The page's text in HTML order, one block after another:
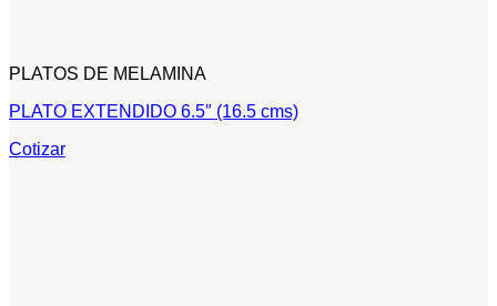
PLATOS DE MELAMINA
PLATO EXTENDIDO 6.5″ (16.5 cms)
Cotizar